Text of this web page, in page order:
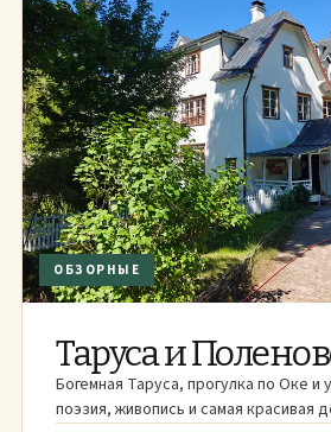
ОБЗОРНЫЕ
Таруса и
Богемная Таруса, прогулка по Оке и
поэзия, живопись и самая красивая